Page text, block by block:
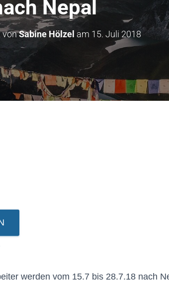
Nepal
vonSabine Hölzel am 15. Juli 2018
werden vom 15.7 bis 28.7.18 nach